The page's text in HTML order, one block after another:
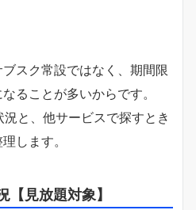
スク常設ではなく、期間限
ることが多いからです。
と、他サービスで探すとき
します。
見放題対象】